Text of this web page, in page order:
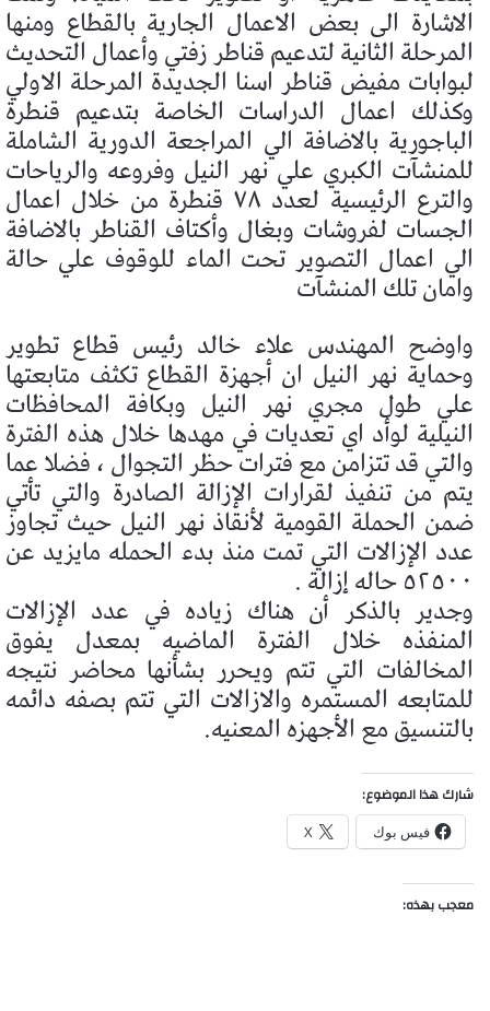
الاشارة الى بعض الاعمال الجارية بالقطاع ومنها
المرحلة الثانية لتدعيم قناطر زفتي وأعمال التحديث
لبوابات مفيض قناطر اسنا الجديدة المرحلة الاولي
وكذلك اعمال الدراسات الخاصة بتدعيم قنطرة
الباجورية بالاضافة الي المراجعة الدورية الشاملة
للمنشآت الكبري علي نهر النيل وفروعه والرياحات
والترع الرئيسية لعدد ٧٨ قنطرة من خلال اعمال
الجسات لفروشات وبغال وأكتاف القناطر بالاضافة
الي اعمال التصوير تحت الماء للوقوف علي حالة
وامان تلك المنشآت
واوضح المهندس علاء خالد رئيس قطاع تطوير
وحماية نهر النيل ان أجهزة القطاع تكثف متابعتها
علي طول مجري نهر النيل وبكافة المحافظات
النيلية لوأد اي تعديات في مهدها خلال هذه الفترة
والتي قد تتزامن مع فترات حظر التجوال ، فضلا عما
يتم من تنفيذ لقرارات الإزالة الصادرة والتي تأتي
ضمن الحملة القومية لأنقاذ نهر النيل حيث تجاوز
عدد الإزالات التي تمت منذ بدء الحمله مايزيد عن
٥٢٥٠٠ حاله إزالة .
وجدير بالذكر أن هناك زياده في عدد الإزالات
المنفذه خلال الفترة الماضيه بمعدل يفوق
المخالفات التي تتم ويحرر بشأنها محاضر نتيجه
للمتابعه المستمره والازالات التي تتم بصفه دائمه
بالتنسيق مع الأجهزه المعنيه.
شارك هذا الموضوع:
فيس بوك X
معجب بهذه: